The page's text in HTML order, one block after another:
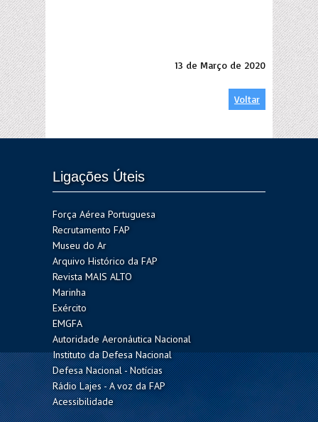
13 de Março de 2020
Voltar
Ligações Úteis
Força Aérea Portuguesa
Recrutamento FAP
Museu do Ar
Arquivo Histórico da FAP
Revista MAIS ALTO
Marinha
Exército
EMGFA
Autoridade Aeronáutica Nacional
Instituto da Defesa Nacional
Defesa Nacional - Notícias
Rádio Lajes - A voz da FAP
Acessibilidade